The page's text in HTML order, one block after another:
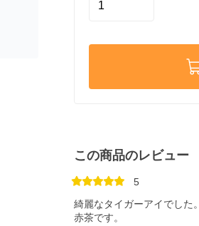
この商品のレビュー
5
綺麗なタイガーアイでした。
赤茶です。